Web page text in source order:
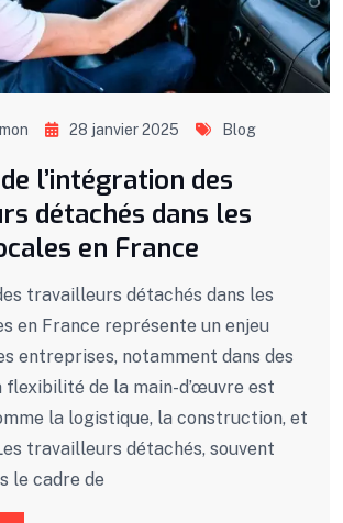
28 janvier 2025 Blog
l’intégration des
détachés dans les
en France
travailleurs détachés dans les
en France représente un enjeu
entreprises, notamment dans des
flexibilité de la main-d’œuvre est
la logistique, la construction, et
travailleurs détachés, souvent
le cadre de